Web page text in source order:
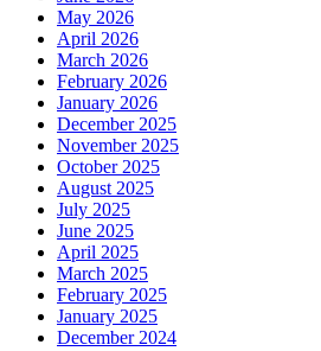
May 2026
April 2026
March 2026
February 2026
January 2026
December 2025
November 2025
October 2025
August 2025
July 2025
June 2025
April 2025
March 2025
February 2025
January 2025
December 2024